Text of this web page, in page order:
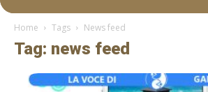
Home Tags News feed
Tag: news feed